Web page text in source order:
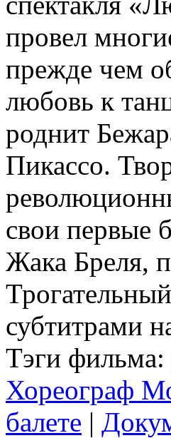
провел
прежде чем
любовь к
роднит
Пикассо.
свои первые
Жака Бреля,
субтитрами
Тэги фильма:
Хореограф
балете |